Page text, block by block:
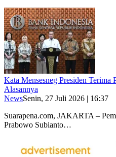
Kata Mensesneg Presiden
Alasannya
NewsSenin, 27 Juli 2026 | 16:37
Suarapena.com, JAKARTA –
Prabowo Subianto…